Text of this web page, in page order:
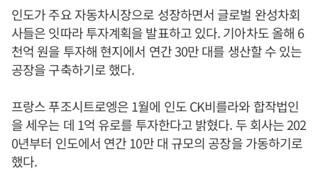
인도가 주요 자동차시장으로 성장하면서 글로벌 완성차회
사들은 잇따라 투자계획을 발표하고 있다. 기아차도 올해 6
천억 원을 투자해 현지에서 연간 30만 대를 생산할 수 있는
공장을 구축하기로 했다.
프랑스 푸조시트로엥은 1월에 인도 CK비를라와 합작법인
을 세우는 데 1억 유로를 투자한다고 밝혔다. 두 회사는 202
0년부터 인도에서 연간 10만 대 규모의 공장을 가동하기로
했다.